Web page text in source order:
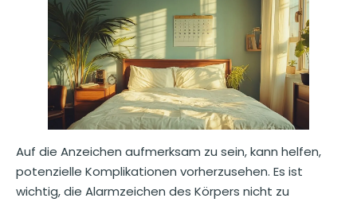
Auf die Anzeichen aufmerksam zu sein, kann helfen,
potenzielle Komplikationen vorherzusehen. Es ist
wichtig, die Alarmzeichen des Körpers nicht zu